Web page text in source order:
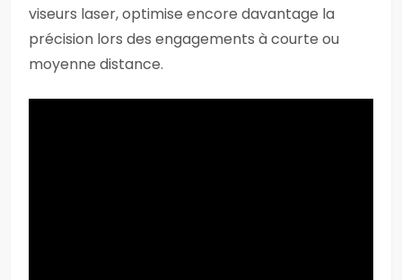
viseurs laser, optimise encore davantage la
précision lors des engagements à courte ou
moyenne distance.